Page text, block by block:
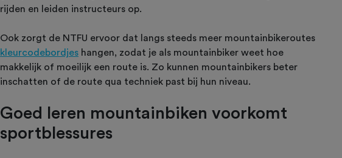
rijden en leiden instructeurs op.
Ook zorgt de NTFU ervoor dat langs steeds meer mountainbikeroutes
kleurcodebordjes hangen, zodat je als mountainbiker weet hoe
makkelijk of moeilijk een route is. Zo kunnen mountainbikers beter
inschatten of de route qua techniek past bij hun niveau.
Goed leren mountainbiken voorkomt
sportblessures